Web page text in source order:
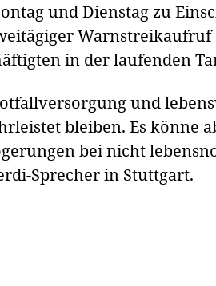
und Dienstag zu
in der laufenden
und
bleiben. Es könne
bei nicht
Sprecher in Stuttgart.